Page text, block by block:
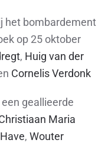
het bombardement
op 25 oktober
, Huig van der
Cornelis Verdonk
geallieerde
Maria
, Wouter